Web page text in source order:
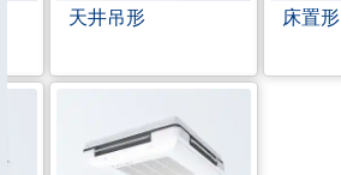
天井吊形 床置形